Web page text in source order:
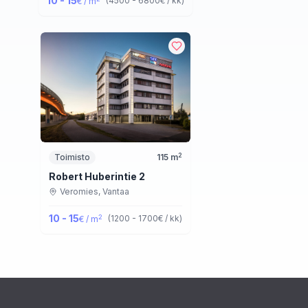
Toimisto 115 m2
Robert Huberintie 2
Veromies, Vantaa
10 - 15€ / m2 (1200 - 1700€ / kk)